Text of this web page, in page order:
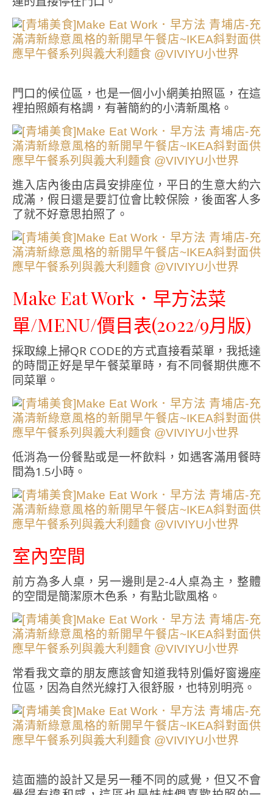
門口的候位區，也是一個小小網美拍照區，在這
裡拍照頗有格調，有著簡約的小清新風格。
進入店內後由店員安排座位，平日的生意大約六
成滿，假日還是要訂位會比較保險，後面客人多
了就不好意思拍照了。
Make Eat Work．早方法菜
單/MENU/價目表(2022/9月版)
採取線上掃QR CODE的方式直接看菜單，我抵達
的時間正好是早午餐菜單時，有不同餐期供應不
同菜單。
低消為一份餐點或是一杯飲料，如遇客滿用餐時
間為1.5小時。
室內空間
前方為多人桌，另一邊則是2-4人桌為主，整體
的空間是簡潔原木色系，有點北歐風格。
常看我文章的朋友應該會知道我特別偏好窗邊座
位區，因為自然光線打入很舒服，也特別明亮。
這面牆的設計又是另一種不同的感覺，但又不會